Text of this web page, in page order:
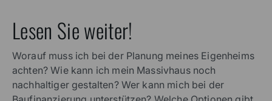
Lesen Sie weiter!
Worauf muss ich bei der Planung meines Eigenheims
achten? Wie kann ich mein Massivhaus noch
nachhaltiger gestalten? Wer kann mich bei der